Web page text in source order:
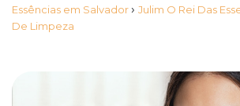
Essências em Salvador › Julim O Rei Das
De Limpeza